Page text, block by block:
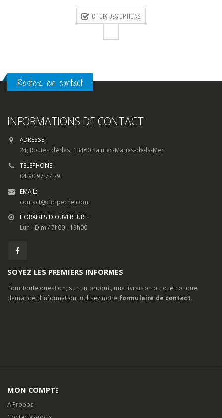
CHOIX DES OPTIONS
Restez en contact
INFORMATIONS DE CONTACT
ADRESSE:
24, Routes d’Arles, 13460 Saintes-Maries-de-la-Mer
TELEPHONE:
04 90 97 77 79
EMAIL:
contact@clic-peche.com
HORAIRES D'OUVERTURE:
Lun - Dim / 7h00 - 19h00
SOYEZ LES PREMIERS INFORMES
Pour toute question, sur un produit, une livraison ou quelconque
demande d’information, utilisez notre formulaire de contact.
MON COMPTE
A Propos